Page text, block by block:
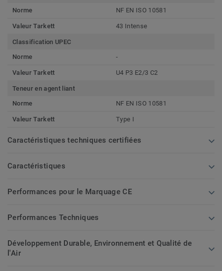
Norme
NF EN ISO 10581
Valeur Tarkett 43 Intense
Classification UPEC
Norme
-
Valeur Tarkett U4 P3 E2/3 C2
Teneur en agent liant
Norme
NF EN ISO 10581
Valeur Tarkett Type I
Caractéristiques techniques certifiées
Caractéristiques
Performances pour le Marquage CE
Performances Techniques
Développement Durable, Environnement et Qualité de
l'Air